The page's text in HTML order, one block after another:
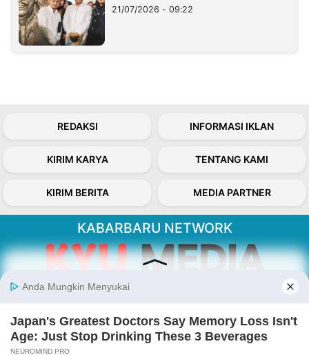
21/07/2026 - 09:22
REDAKSI INFORMASI IKLAN
KIRIM KARYA TENTANG KAMI
KIRIM BERITA MEDIA PARTNER
KABARBARU NETWORK
Kabarbaru.co menyajikan berita aktual dan
inspiratif dari sudut pandang berbaik sangka